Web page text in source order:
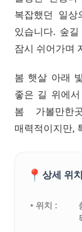
복잡했던 일
있습니다. 숲
잠시 쉬어가며
봄 햇살 아래
좋은 길 위에
봄 가볼만한
매력적이지만,
📍 상세 위
• 위치 :